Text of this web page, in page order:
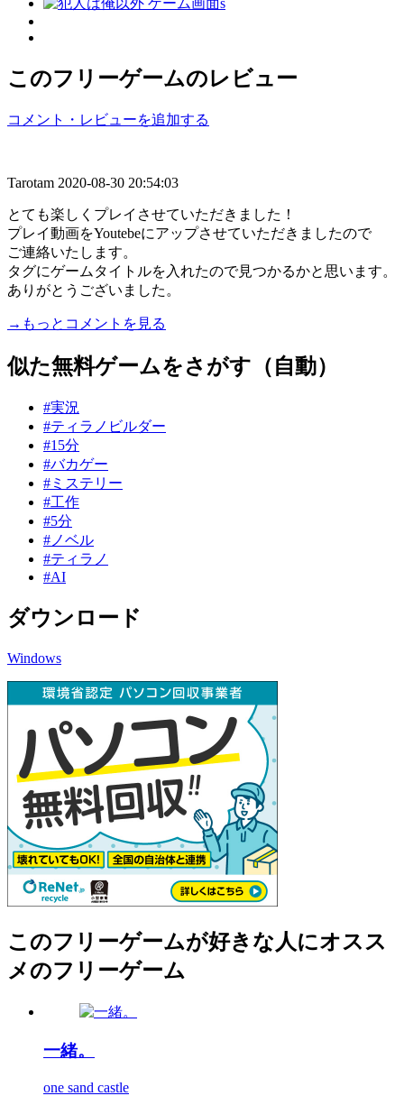
このフリーゲームのレビュー
コメント・レビューを追加する
Tarotam 2020-08-30 20:54:03
とても楽しくプレイさせていただきました！
プレイ動画をYoutebeにアップさせていただきましたので
ご連絡いたします。
タグにゲームタイトルを入れたので見つかるかと思います。
ありがとうございました。
→もっとコメントを見る
似た無料ゲームをさがす（自動）
#実況
#ティラノビルダー
#15分
#バカゲー
#ミステリー
#工作
#5分
#ノベル
#ティラノ
#AI
ダウンロード
Windows
このフリーゲームが好きな人にオスス
メのフリーゲーム
一緒。
one sand castle